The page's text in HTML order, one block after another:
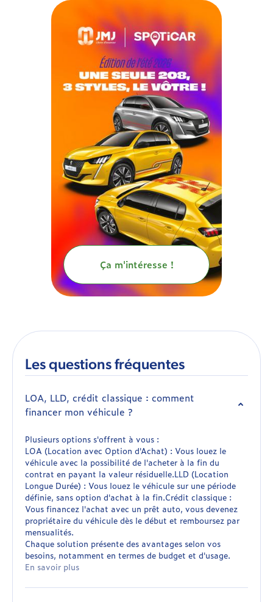
Ça m'intéresse !
Les questions fréquentes
LOA, LLD, crédit classique : comment
financer mon véhicule ?
Plusieurs options s'offrent à vous :
LOA (Location avec Option d'Achat) : Vous louez le
véhicule avec la possibilité de l'acheter à la fin du
contrat en payant la valeur résiduelle.LLD (Location
Longue Durée) : Vous louez le véhicule sur une période
définie, sans option d'achat à la fin.Crédit classique :
Vous financez l'achat avec un prêt auto, vous devenez
propriétaire du véhicule dès le début et remboursez par
mensualités.
Chaque solution présente des avantages selon vos
besoins, notamment en termes de budget et d'usage.
En savoir plus